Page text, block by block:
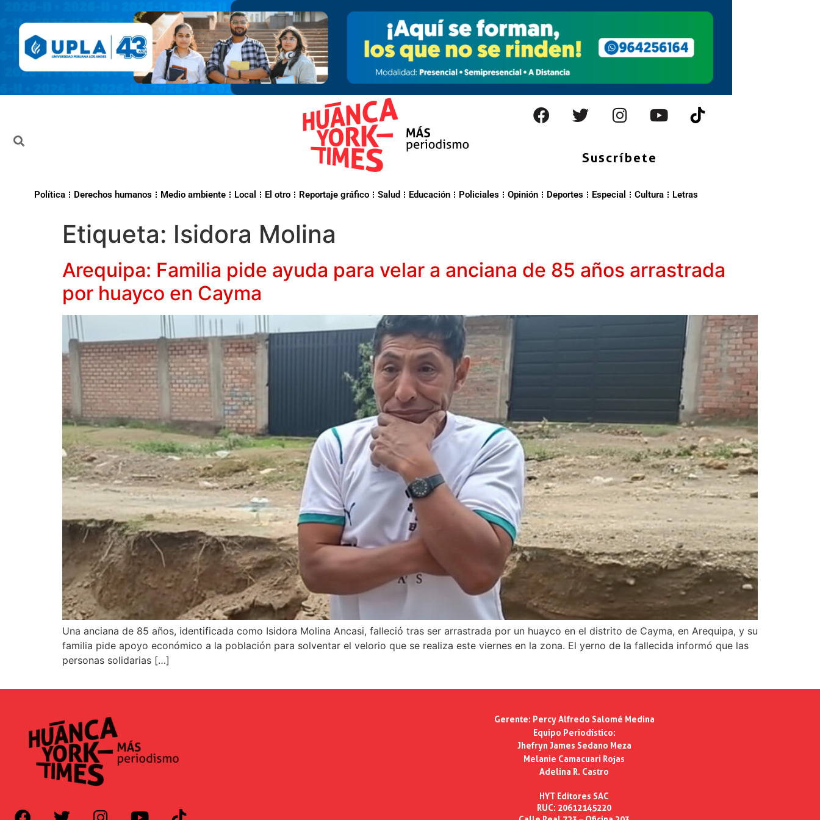
Suscríbete
Política Derechos humanos Medio ambiente Local El otro Reportaje gráfico Salud Educación Policiales Opinión Deportes Especial Cultura Letras
Etiqueta: Isidora Molina
Arequipa: Familia pide ayuda para velar a anciana de 85 años arrastrada
por huayco en Cayma
Una anciana de 85 años, identificada como Isidora Molina Ancasi, falleció tras ser arrastrada por un huayco en el distrito de Cayma, en Arequipa, y su
familia pide apoyo económico a la población para solventar el velorio que se realiza este viernes en la zona. El yerno de la fallecida informó que las
personas solidarias […]
Gerente: Percy Alfredo Salomé Medina
Equipo Periodístico:
Jhefryn James Sedano Meza
Melanie Camacuari Rojas
Adelina R. Castro
HYT Editores SAC
RUC: 20612145220